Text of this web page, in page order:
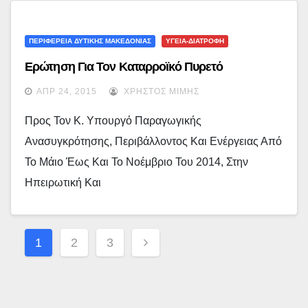
ΠΕΡΙΦΕΡΕΙΑ ΔΥΤΙΚΗΣ ΜΑΚΕΔΟΝΙΑΣ ΥΓΕΙΑ-ΔΙΑΤΡΟΦΗ
Ερώτηση Για Τον Καταρροϊκό Πυρετό
ΑΠΡ 24, 2015 ΧΡΉΣΤΟΣ ΜΊΜΗΣ
Προς Τον Κ. Υπουργό Παραγωγικής
Ανασυγκρότησης, Περιβάλλοντος Και Ενέργειας Από
Το Μάιο Έως Και Το Νοέμβριο Του 2014, Στην
Ηπειρωτική Και
Σελιδοποίηση
Άρθρων
1 2 3